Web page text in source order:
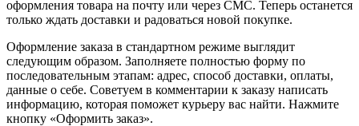
оформления товара на почту или через СМС. Теперь останется
только ждать доставки и радоваться новой покупке.
Оформление заказа в стандартном режиме выглядит
следующим образом. Заполняете полностью форму по
последовательным этапам: адрес, способ доставки, оплаты,
данные о себе. Советуем в комментарии к заказу написать
информацию, которая поможет курьеру вас найти. Нажмите
кнопку «Оформить заказ».